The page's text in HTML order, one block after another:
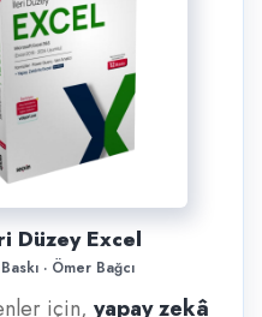
Düzey Excel
· Ömer Bağcı
için,yapay zekâ